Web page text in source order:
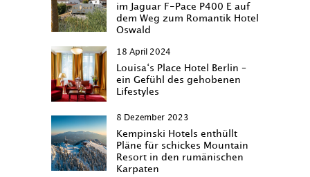
im Jaguar F-Pace P400 E auf
dem Weg zum Romantik Hotel
Oswald
18 April 2024
Louisa‘s Place Hotel Berlin –
ein Gefühl des gehobenen
Lifestyles
8 Dezember 2023
Kempinski Hotels enthüllt
Pläne für schickes Mountain
Resort in den rumänischen
Karpaten